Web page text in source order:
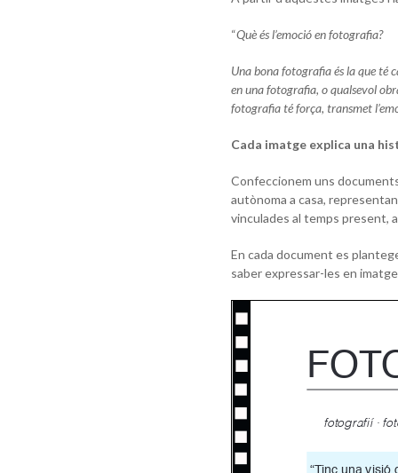
“Què és l’emoció en fotografia?
Una bona fotografia és la que té
en una fotografia, o qualsevol
fotografia té força, transmet
Cada imatge explica una
Confeccionem uns
autònoma a casa,
vinculades al temps present,
En cada document es
saber expressar-les en